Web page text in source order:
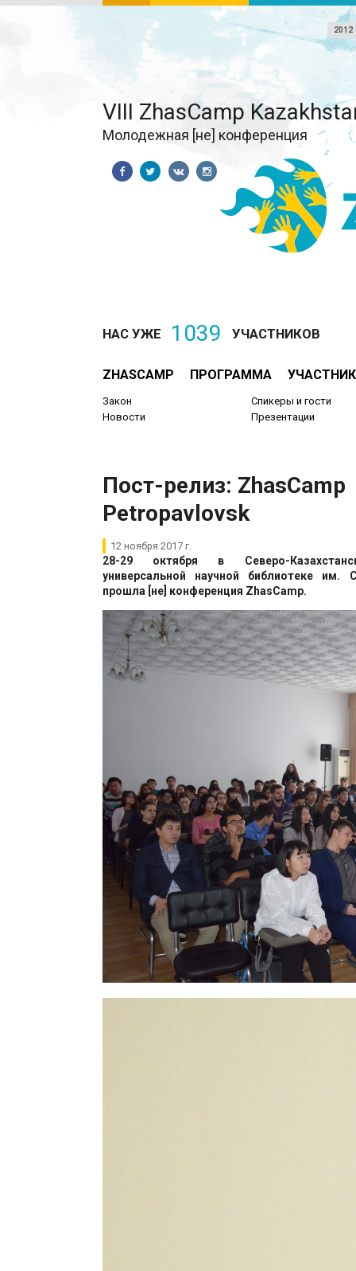
2012
VIII ZhasCamp
Молодежная [не] конференция
НАС УЖЕ 1039 УЧАСТНИКОВ
ZHASCAMP ПРОГРАММА
Закон
Новости
Спикеры и гости
Презентации
Пост-релиз: ZhasCamp
Petropavlovsk
12 ноября 2017 г.
28-29 октября в Северо-
универсальной научной библиотеке им.
прошла [не] конференция ZhasCamp.